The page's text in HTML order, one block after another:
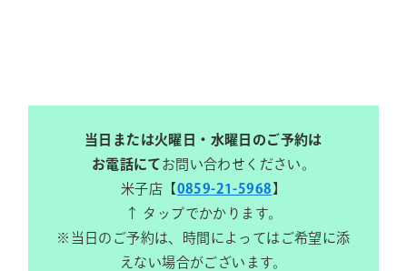
当日または火曜日・水曜日のご予約は
お電話にて お問い合わせください。
米子店【 0859-21-5968 】
↑ タップでかかります。
※当日のご予約は、時間によってはご希望に添
えない場合がございます。